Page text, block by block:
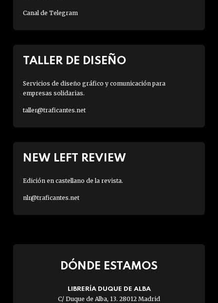
Canal de Telegram
TALLER DE DISEÑO
Servicios de diseño gráfico y comunicación para
empresas solidarias.
taller@traficantes.net
NEW LEFT REVIEW
Edición en castellano de la revista.
nlr@traficantes.net
DÓNDE ESTAMOS
LIBRERÍA DUQUE DE ALBA
C/ Duque de Alba, 13. 28012 Madrid